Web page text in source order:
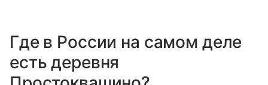
Где в России на самом деле
есть деревня